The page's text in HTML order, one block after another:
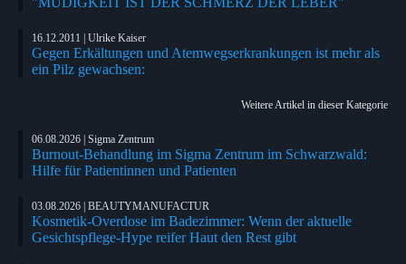
16.12.2011 | Ulrike Kaiser
Gegen Erkältungen und Atemwegserkrankungen ist mehr als
ein Pilz gewachsen:
Weitere Artikel in dieser Kategorie
06.08.2026 | Sigma Zentrum
Burnout-Behandlung im Sigma Zentrum im Schwarzwald:
Hilfe für Patientinnen und Patienten
03.08.2026 | BEAUTYMANUFACTUR
Kosmetik-Overdose im Badezimmer: Wenn der aktuelle
Gesichtspflege-Hype reifer Haut den Rest gibt